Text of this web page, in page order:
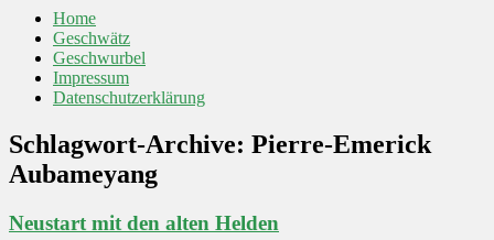
Home
Geschwätz
Geschwurbel
Impressum
Datenschutzerklärung
Schlagwort-Archive: Pierre-Emerick
Aubameyang
Neustart mit den alten Helden